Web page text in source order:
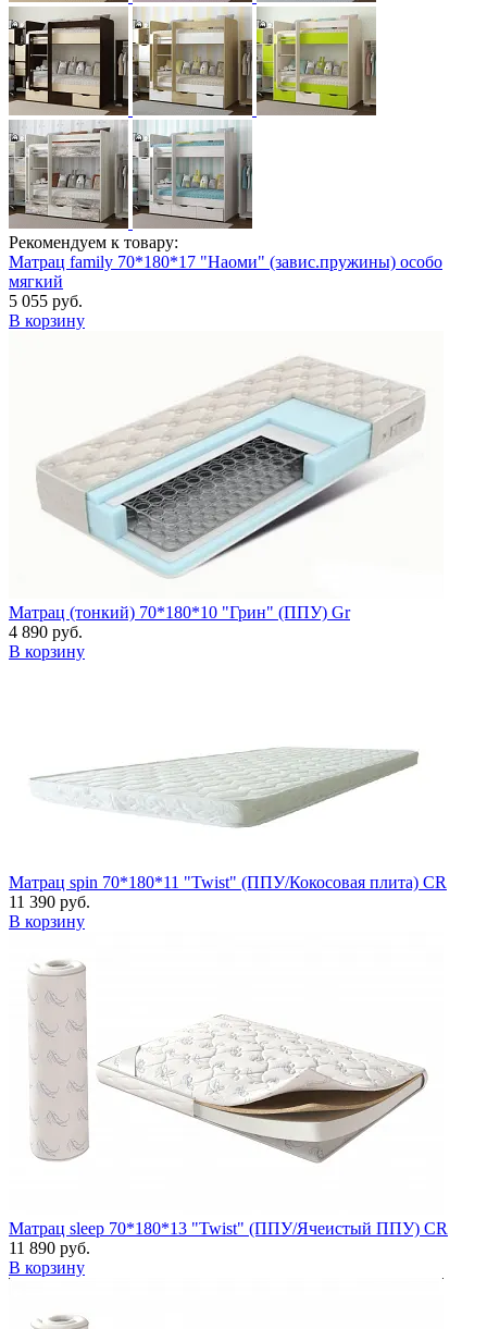
Рекомендуем к товару:
Матрац family 70*180*17 "Наоми" (завис.пружины) особо
мягкий
5 055 руб.
В корзину
Матрац (тонкий) 70*180*10 "Грин" (ППУ) Gr
4 890 руб.
В корзину
Матрац spin 70*180*11 "Twist" (ППУ/Кокосовая плита) CR
11 390 руб.
В корзину
Матрац sleep 70*180*13 "Twist" (ППУ/Ячеистый ППУ) CR
11 890 руб.
В корзину